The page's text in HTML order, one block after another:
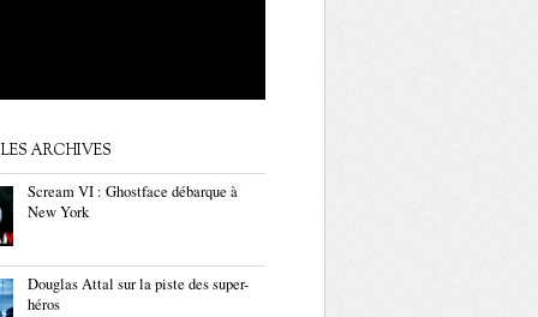
ARCHIVES
Scream VI : Ghostface débarque à
New York
Douglas Attal sur la piste des super-
héros